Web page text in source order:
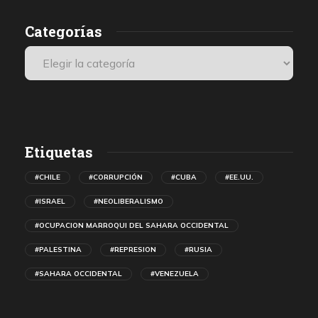
Categorías
Etiquetas
#CHILE #CORRUPCIÓN #CUBA #EE.UU.
#ISRAEL #NEOLIBERALISMO
#OCUPACION MARROQUI DEL SAHARA OCCIDENTAL
#PALESTINA #REPRESION #RUSIA
#SAHARA OCCIDENTAL #VENEZUELA